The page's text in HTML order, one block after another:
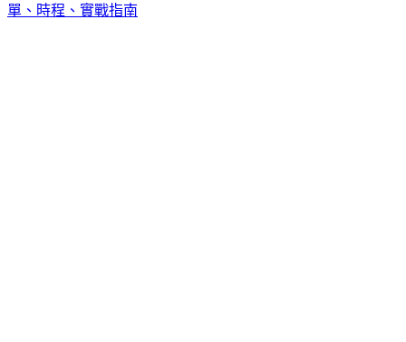
單、時程、實戰指南